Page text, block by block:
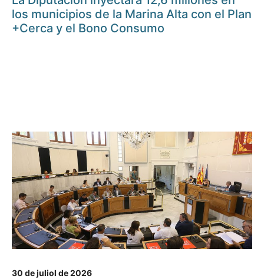
los municipios de la Marina Alta con el Plan
+Cerca y el Bono Consumo
30 de juliol de 2026